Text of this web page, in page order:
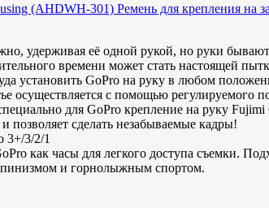
(AHDWH-301) Ремень для крепления на
удерживая её одной рукой, но руки
времени может стать настоящей
установить GoPro на руку в любом
осуществляется с помощью регулируемого
для GoPro крепление на руку
позволяет сделать незабываемые кадры!
3+/3/2/1
как часы для легкого доступа съемки.
и горнолыжным спортом.